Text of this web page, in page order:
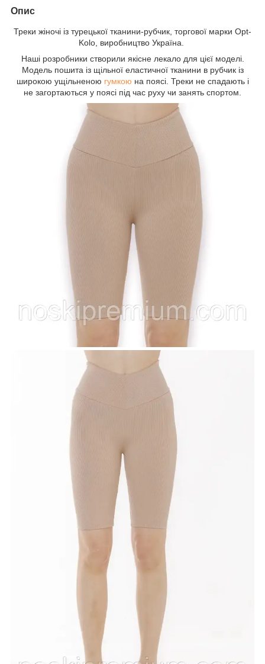
Опис
Треки жіночі із турецької тканини-рубчик, торгової марки Opt-
Kolo, виробництво Україна.
Наші розробники створили якісне лекало для цієї моделі.
Модель пошита із щільної еластичної тканини в рубчик із
широкою ущільненою гумкою на поясі. Треки не спадають і
не загортаються у поясі під час руху чи занять спортом.